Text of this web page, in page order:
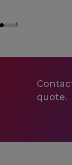
quote.